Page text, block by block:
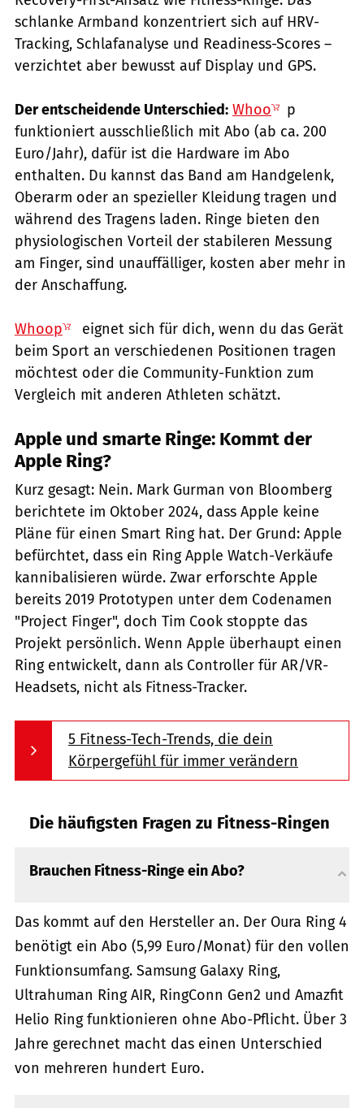
schlanke Armband konzentriert sich auf HRV-
Tracking, Schlafanalyse und Readiness-Scores –
verzichtet aber bewusst auf Display und GPS.
Der entscheidende Unterschied: Whoo
p
funktioniert ausschließlich mit Abo (ab ca. 200
Euro/Jahr), dafür ist die Hardware im Abo
enthalten. Du kannst das Band am Handgelenk,
Oberarm oder an spezieller Kleidung tragen und
während des Tragens laden. Ringe bieten den
physiologischen Vorteil der stabileren Messung
am Finger, sind unauffälliger, kosten aber mehr in
der Anschaffung.
Whoop
eignet sich für dich, wenn du das Gerät
beim Sport an verschiedenen Positionen tragen
möchtest oder die Community-Funktion zum
Vergleich mit anderen Athleten schätzt.
Apple und smarte Ringe: Kommt der
Apple Ring?
Kurz gesagt: Nein. Mark Gurman von Bloomberg
berichtete im Oktober 2024, dass Apple keine
Pläne für einen Smart Ring hat. Der Grund: Apple
befürchtet, dass ein Ring Apple Watch-Verkäufe
kannibalisieren würde. Zwar erforschte Apple
bereits 2019 Prototypen unter dem Codenamen
"Project Finger", doch Tim Cook stoppte das
Projekt persönlich. Wenn Apple überhaupt einen
Ring entwickelt, dann als Controller für AR/VR-
Headsets, nicht als Fitness-Tracker.
5 Fitness-Tech-Trends, die dein
Körpergefühl für immer verändern
Die häufigsten Fragen zu Fitness-Ringen
Brauchen Fitness-Ringe ein Abo?
Das kommt auf den Hersteller an. Der Oura Ring 4
benötigt ein Abo (5,99 Euro/Monat) für den vollen
Funktionsumfang. Samsung Galaxy Ring,
Ultrahuman Ring AIR, RingConn Gen2 und Amazfit
Helio Ring funktionieren ohne Abo-Pflicht. Über 3
Jahre gerechnet macht das einen Unterschied
von mehreren hundert Euro.